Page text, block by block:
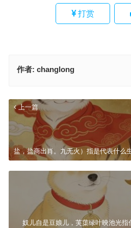
打赏
作者: changlong
上一篇
盐，盐商出肖。九无火）指是代表什么
奴儿自是豆娘儿，芙蕖绿叶映池光